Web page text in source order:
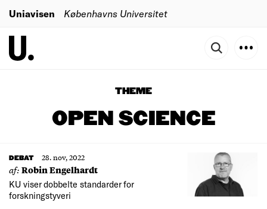
Uniavisen Københavns Universitet
THEME
OPEN SCIENCE
DEBAT 28. nov, 2022
af:Robin Engelhardt
KU viser dobbelte standarder for
forskningstyveri